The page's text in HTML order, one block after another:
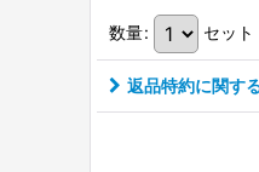
数量: セット
返品特約に関す